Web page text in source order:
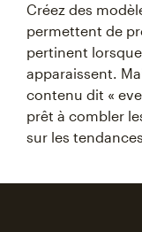
Créez des
permettent de
pertinent
apparaissent.
contenu dit «
prêt à combler
sur les